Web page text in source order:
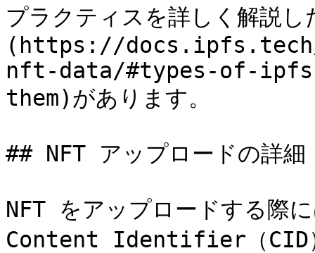
プラクティスを詳しく解説
(https://
nft-data/#types-of-
them)があります。
## NFT アップロードの詳細
NFT をアップロードする際
Content Identifier（CID）